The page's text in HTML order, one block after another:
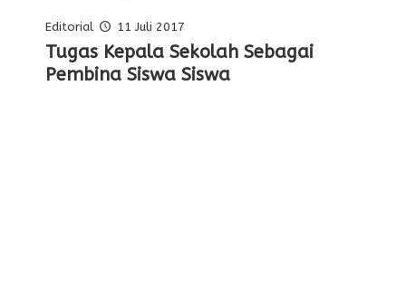
Pelajaran Serta Keteladanan Dari
Para Pahlawan
Editorial 11 Juli 2017
Tugas Kepala Sekolah Sebagai
Pembina Siswa Siswa
Editorial Oleh Kepala Sekolah
Membentuk Karakter Siswa Di
Sekolah